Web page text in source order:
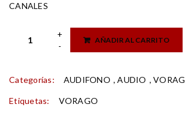
CANALES
AÑADIR AL CARRITO
Categorías: AUDIFONO ,AUDIO ,
Etiquetas: VORAGO